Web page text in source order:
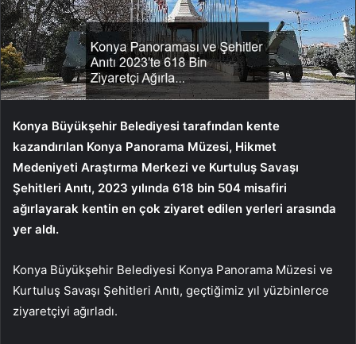
Konya Büyükşehir Belediyesi tarafından kente
kazandırılan Konya Panorama Müzesi, Hikmet
Medeniyeti Araştırma Merkezi ve Kurtuluş Savaşı
Şehitleri Anıtı, 2023 yılında 618 bin 504 misafiri
ağırlayarak kentin en çok ziyaret edilen yerleri arasında
yer aldı.
Konya Büyükşehir Belediyesi Konya Panorama Müzesi ve
Kurtuluş Savaşı Şehitleri Anıtı, geçtiğimiz yıl yüzbinlerce
ziyaretçiyi ağırladı.